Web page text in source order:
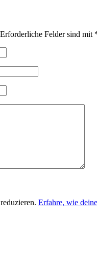
Erforderliche Felder sind mit
Erfahre, wie